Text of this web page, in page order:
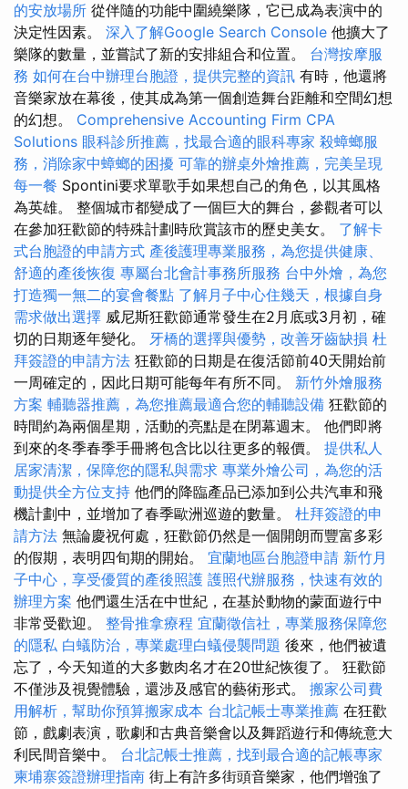
的安放場所 從伴隨的功能中圍繞樂隊，它已成為表演中的
決定性因素。 深入了解Google Search Console 他擴大了
樂隊的數量，並嘗試了新的安排組合和位置。 台灣按摩服
務 如何在台中辦理台胞證，提供完整的資訊 有時，他還將
音樂家放在幕後，使其成為第一個創造舞台距離和空間幻想
的幻想。 Comprehensive Accounting Firm CPA
Solutions 眼科診所推薦，找最合適的眼科專家 殺蟑螂服
務，消除家中蟑螂的困擾 可靠的辦桌外燴推薦，完美呈現
每一餐 Spontini要求單歌手如果想自己的角色，以其風格
為英雄。 整個城市都變成了一個巨大的舞台，參觀者可以
在參加狂歡節的特殊計劃時欣賞該市的歷史美女。 了解卡
式台胞證的申請方式 產後護理專業服務，為您提供健康、
舒適的產後恢復 專屬台北會計事務所服務 台中外燴，為您
打造獨一無二的宴會餐點 了解月子中心住幾天，根據自身
需求做出選擇 威尼斯狂歡節通常發生在2月底或3月初，確
切的日期逐年變化。 牙橋的選擇與優勢，改善牙齒缺損 杜
拜簽證的申請方法 狂歡節的日期是在復活節前40天開始前
一周確定的，因此日期可能每年有所不同。 新竹外燴服務
方案 輔聽器推薦，為您推薦最適合您的輔聽設備 狂歡節的
時間約為兩個星期，活動的亮點是在閉幕週末。 他們即將
到來的冬季春季手冊將包含比以往更多的報價。 提供私人
居家清潔，保障您的隱私與需求 專業外燴公司，為您的活
動提供全方位支持 他們的降臨產品已添加到公共汽車和飛
機計劃中，並增加了春季歐洲巡遊的數量。 杜拜簽證的申
請方法 無論慶祝何處，狂歡節仍然是一個開朗而豐富多彩
的假期，表明四旬期的開始。 宜蘭地區台胞證申請 新竹月
子中心，享受優質的產後照護 護照代辦服務，快速有效的
辦理方案 他們還生活在中世紀，在基於動物的蒙面遊行中
非常受歡迎。 整骨推拿療程 宜蘭徵信社，專業服務保障您
的隱私 白蟻防治，專業處理白蟻侵襲問題 後來，他們被遺
忘了，今天知道的大多數肉名才在20世紀恢復了。 狂歡節
不僅涉及視覺體驗，還涉及感官的藝術形式。 搬家公司費
用解析，幫助你預算搬家成本 台北記帳士專業推薦 在狂歡
節，戲劇表演，歌劇和古典音樂會以及舞蹈遊行和傳統意大
利民間音樂中。 台北記帳士推薦，找到最合適的記帳專家
柬埔寨簽證辦理指南 街上有許多街頭音樂家，他們增強了